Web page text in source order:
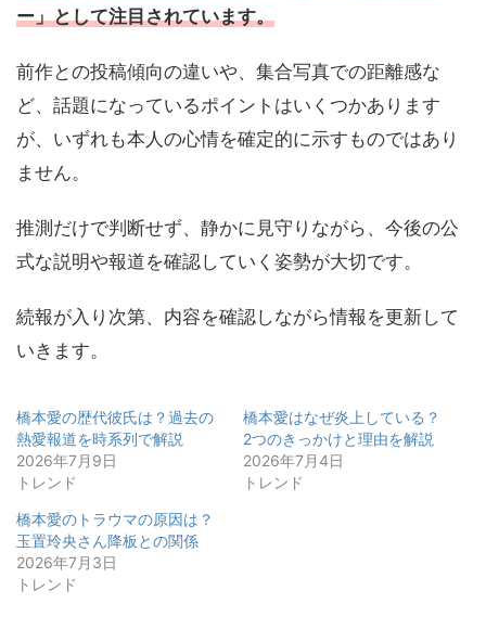
ー」として注目されています。
前作との投稿傾向の違いや、集合写真での距離感な
ど、話題になっているポイントはいくつかあります
が、いずれも本人の心情を確定的に示すものではあり
ません。
推測だけで判断せず、静かに見守りながら、今後の公
式な説明や報道を確認していく姿勢が大切です。
続報が入り次第、内容を確認しながら情報を更新して
いきます。
橋本愛の歴代彼氏は？過去の
熱愛報道を時系列で解説
2026年7月9日
トレンド
橋本愛はなぜ炎上している？
2つのきっかけと理由を解説
2026年7月4日
トレンド
橋本愛のトラウマの原因は？
玉置玲央さん降板との関係
2026年7月3日
トレンド